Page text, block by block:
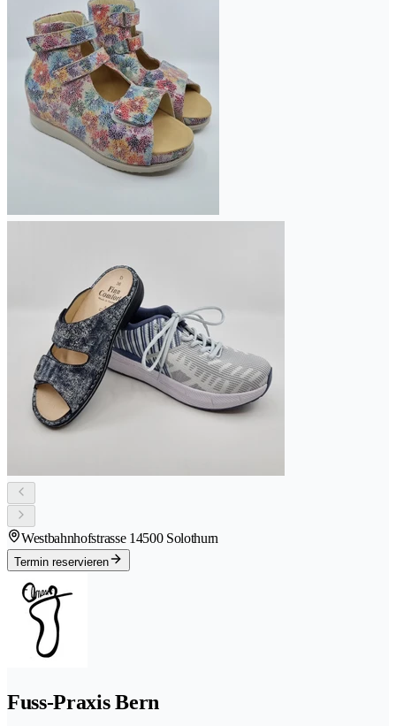
Westbahnhofstrasse 14500 Solothurn
Termin reservieren
Fuss-Praxis Bern